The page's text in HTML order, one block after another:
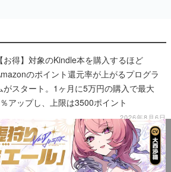
【お得】対象のKindle本を購入するほど
のポイント還元率が上がるプログラ
がスタート。1ヶ月に5万円の購入で最大
アップし、上限は3500ポイント
2026年8月6日
法世界の村づくりゲーム『Spiritstead』8月
に配信開始、宮崎駿監督の映画作品に影響